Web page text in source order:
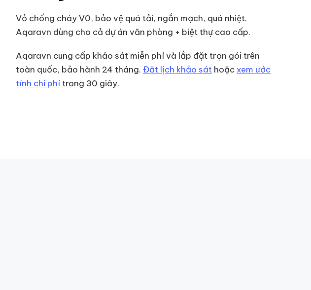
Vỏ chống cháy V0, bảo vệ quá tải, ngắn mạch, quá nhiệt.
Aqaravn dùng cho cả dự án văn phòng + biệt thự cao cấp.
Aqaravn cung cấp khảo sát miễn phí và lắp đặt trọn gói trên
toàn quốc, bảo hành 24 tháng. Đặt lịch khảo sát hoặc xem ước
tính chi phí trong 30 giây.